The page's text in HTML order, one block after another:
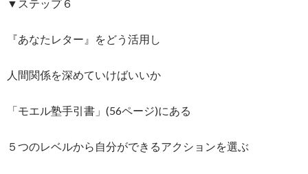
▼ステップ６
『あなたレター』をどう活用し
人間関係を深めていけばいいか
「モエル塾手引書」(56ページ)にある
５つのレベルから自分ができるアクションを選ぶ